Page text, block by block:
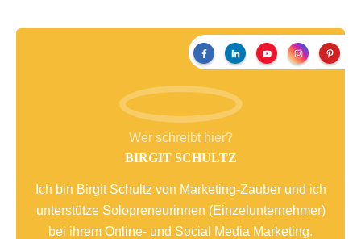
Wer schreibt hier?
BIRGIT SCHULTZ
Ich bin Birgit Schultz von Marketing-Zauber und ich
unterstütze Solopreneurinnen (Einzelunternehmer)
bei ihrem Online- und Social Media Marketing.